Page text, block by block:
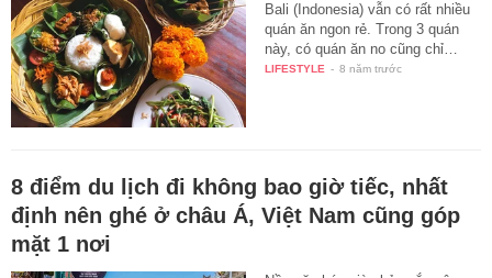
Bali (Indonesia) vẫn có rất nhiều
quán ăn ngon rẻ. Trong 3 quán
này, có quán ăn no cũng chỉ…
LIFESTYLE - 8 năm trước
8 điểm du lịch đi không bao giờ tiếc, nhất
định nên ghé ở châu Á, Việt Nam cũng góp
mặt 1 nơi